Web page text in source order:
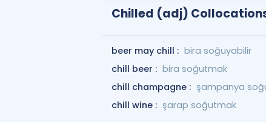
Chilled (adj)
beer may chill : bira soğuyabilir
chill beer : bira soğutmak
chill champagne : şampanya
chill wine : şarap soğutmak